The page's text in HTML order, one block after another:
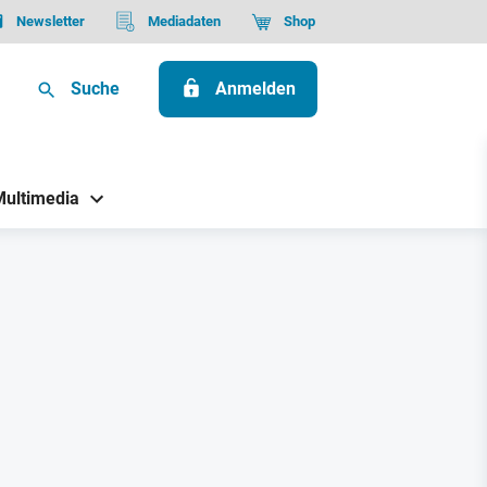
Newsletter Mediadaten Shop
Suche Anmelden